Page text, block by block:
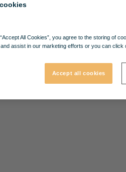
All Cookies”, you agree to the storing of
assist in our marketing efforts or you can
Accept all cookies